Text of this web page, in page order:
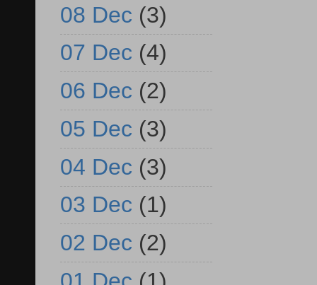
08 Dec (3)
07 Dec (4)
06 Dec (2)
05 Dec (3)
04 Dec (3)
03 Dec (1)
02 Dec (2)